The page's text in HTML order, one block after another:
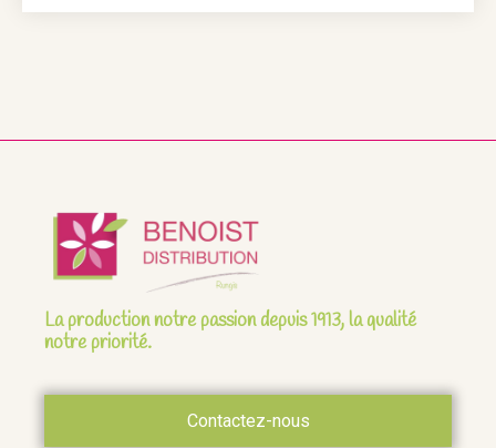
La production notre passion depuis 1913, la qualité
notre priorité.
Contactez-nous